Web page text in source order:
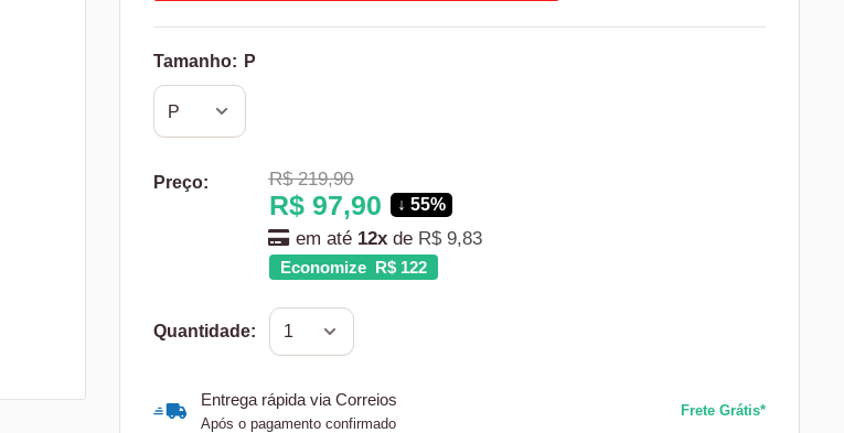
Tamanho: P
Preço:
Translation
missing:
pt-
BR.product.general.regular_price
R$ 219,90
Translation
missing:
pt-
BR.product.general.sale_price
R$ 97,90 ↓ 55%
em até 12x de R$ 9,83
Economize R$ 122
Quantidade:
Entrega rápida via Correios
Após o pagamento confirmado
Frete Grátis*